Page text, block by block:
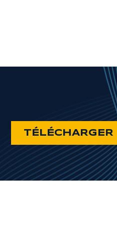
TÉLÉCHARGER